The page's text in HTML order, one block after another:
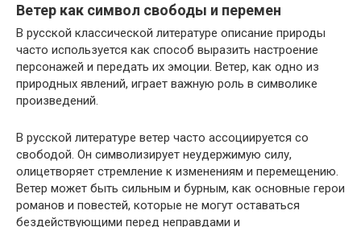
Ветер как символ свободы и перемен
В русской классической литературе описание природы
часто используется как способ выразить настроение
персонажей и передать их эмоции. Ветер, как одно из
природных явлений, играет важную роль в символике
произведений.
В русской литературе ветер часто ассоциируется со
свободой. Он символизирует неудержимую силу,
олицетворяет стремление к изменениям и перемещению.
Ветер может быть сильным и бурным, как основные герои
романов и повестей, которые не могут оставаться
бездействующими перед неправдами и